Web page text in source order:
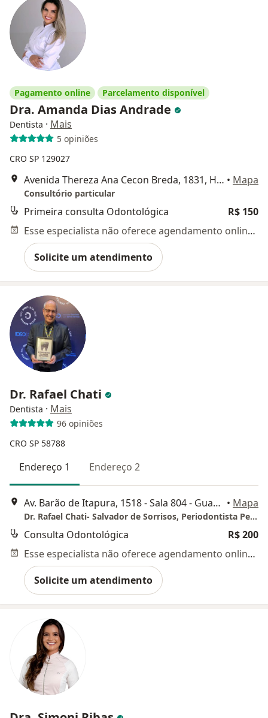
Pagamento online Parcelamento disponível
Dra. Amanda Dias Andrade
Dentista · Mais
5 opiniões
CRO SP 129027
Avenida Thereza Ana Cecon Breda, 1831, Hortolândia • Mapa
Consultório particular
Primeira consulta Odontológica
R$ 150
Esse especialista não oferece agendamento online para esse endereço.
Solicite um atendimento
Dr. Rafael Chati
Dentista · Mais
96 opiniões
CRO SP 58788
Endereço 1 Endereço 2
Av. Barão de Itapura, 1518 - Sala 804 - Guanabara, Campinas • Mapa
Dr. Rafael Chati- Salvador de Sorrisos, Periodontista Periodiária Extraordinário, Odonto Geriatra e Perito Judicial
Consulta Odontológica
R$ 200
Esse especialista não oferece agendamento online para esse endereço.
Solicite um atendimento